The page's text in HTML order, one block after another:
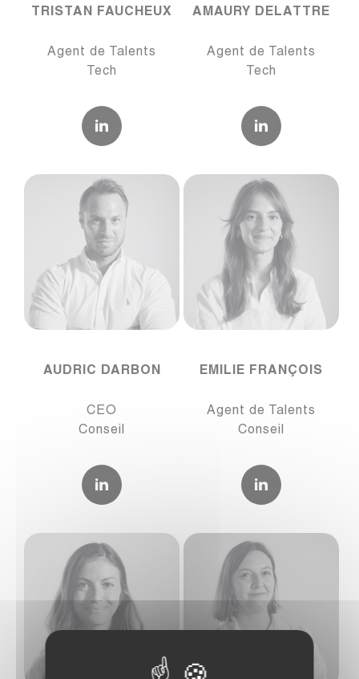
TRISTAN FAUCHEUX
Agent de Talents
Tech
AMAURY DELATTRE
Agent de Talents
Tech
AUDRIC DARBON
CEO
Conseil
EMILIE FRANÇOIS
Agent de Talents
Conseil